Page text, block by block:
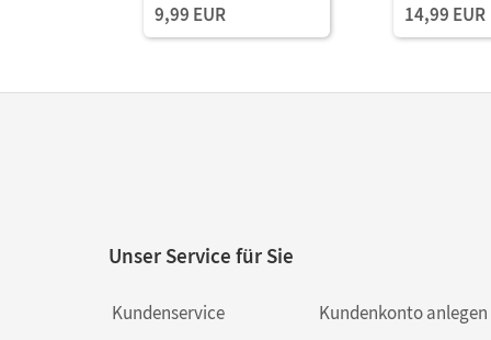
9,99 EUR 14,99 EUR
Unser Service für Sie
Kundenservice
Kundenkonto anlegen